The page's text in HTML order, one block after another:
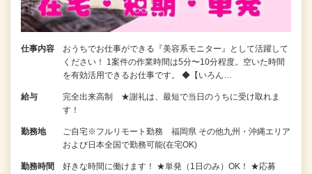
仕事内容
おうちでお仕事ができる『美容系モニター』として活躍して
ください！ 1案件の作業時間は5分〜10分程度。空いた時間
を有効活用できるお仕事です。 ◆【いろん…
給与
完全出来高制 ★謝礼は、最短で当日のうちに受け取れま
す！
勤務地
ご自宅※フルリモート勤務 福岡県 その他九州・沖縄エリア
および日本全国で勤務可能(在宅OK)
勤務時間
好きな時間に働けます！ ★単発（1日のみ）OK！ ★応募